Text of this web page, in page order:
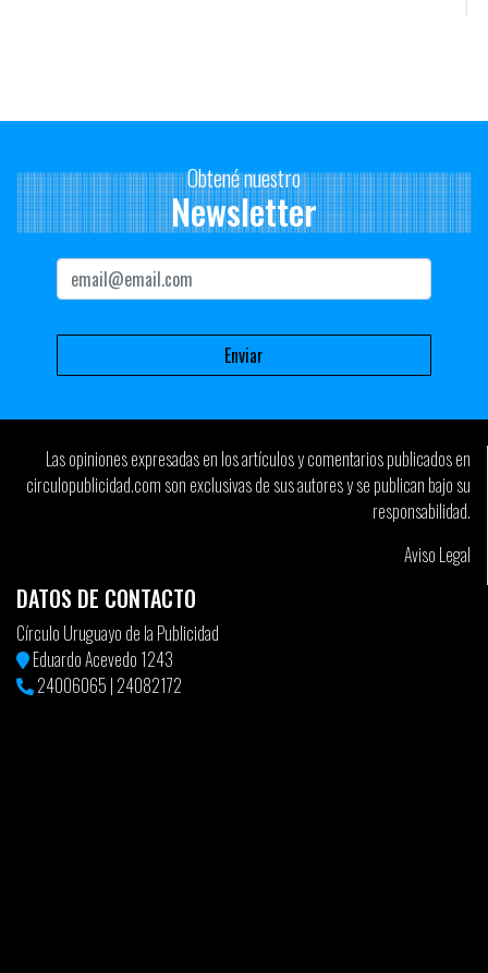
Los festivales y los premios reflejan el nivel de competitividad de
las agencias y su potencial creativo. Lo ideal es que vaya
acompañado por el éxito de los clientes y sus marcas.
¿Cómo observa al mercado publicitario uruguayo hoy?
clientes menos fieles, menos propensos a confiar en una idea,
con inversiones menores, sin duda un mercado cada vez más
y aprendizaje por la influencia de las nuevas tecnologías y redes
sociales.
Obtené nuestro
Newsletter
Las opiniones expresadas en los artículos y comentarios publicados en
circulopublicidad.com son exclusivas de sus autores y se publican bajo su
responsabilidad.
Aviso Legal
DATOS DE CONTACTO
Círculo Uruguayo de la Publicidad
Eduardo Acevedo 1243
24006065 | 24082172